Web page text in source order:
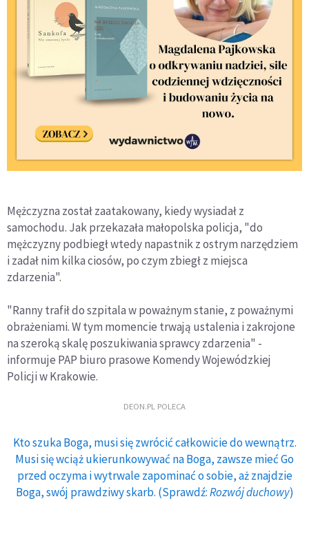
Mężczyzna został zaatakowany, kiedy wysiadał z
samochodu. Jak przekazała małopolska policja, "do
mężczyzny podbiegł wtedy napastnik z ostrym narzędziem
i zadał nim kilka ciosów, po czym zbiegł z miejsca
zdarzenia".
"Ranny trafił do szpitala w poważnym stanie, z poważnymi
obrażeniami. W tym momencie trwają ustalenia i zakrojone
na szeroką skalę poszukiwania sprawcy zdarzenia" -
informuje PAP biuro prasowe Komendy Wojewódzkiej
Policji w Krakowie.
DEON.PL POLECA
Kto szuka Boga, musi się zwrócić całkowicie do wewnątrz.
Musi się wciąż ukierunkowywać na Boga, zawsze mieć Go
przed oczyma i wytrwale zapominać o sobie, aż znajdzie
Boga, swój prawdziwy skarb. (Sprawdź:Rozwój duchowy)